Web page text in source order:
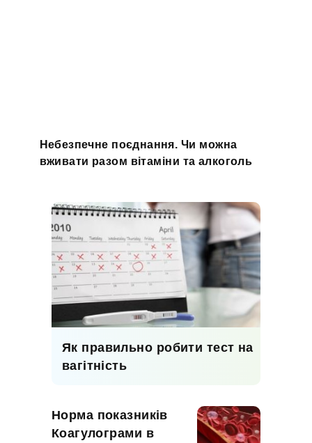
Небезпечне поєднання. Чи можна
вживати разом вітаміни та алкоголь
Як правильно робити тест на
вагітність
Норма показників
Коагулограми в